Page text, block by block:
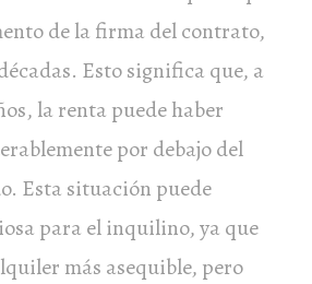
de la firma del contrato,
Esto significa que, a
la renta puede haber
por debajo del
Esta situación puede
para el inquilino, ya que
más asequible, pero